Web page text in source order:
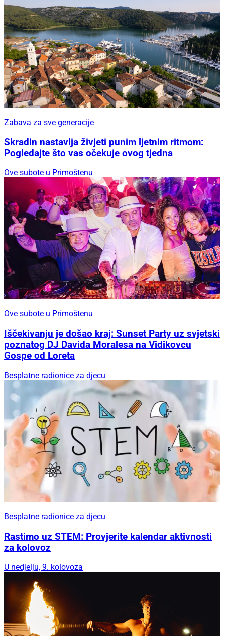
Zabava za sve generacije
Skradin nastavlja živjeti punim ljetnim ritmom:
Pogledajte što vas očekuje ovog tjedna
Ove subote u Primoštenu
Ove subote u Primoštenu
Iščekivanju je došao kraj: Sunset Party uz svjetski
poznatog DJ Davida Moralesa na Vidikovcu
Gospe od Loreta
Besplatne radionice za djecu
Besplatne radionice za djecu
Rastimo uz STEM: Provjerite kalendar aktivnosti
za kolovoz
U nedjelju, 9. kolovoza